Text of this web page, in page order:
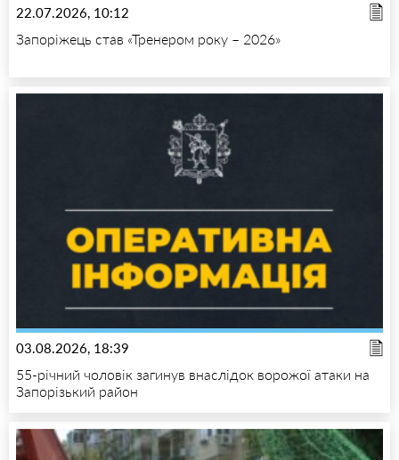
22.07.2026, 10:12
Запоріжець став «Тренером року – 2026»
03.08.2026, 18:39
55-річний чоловік загинув внаслідок ворожої атаки на
Запорізький район